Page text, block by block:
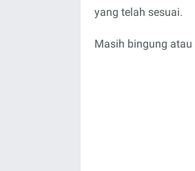
yang telah sesuai.
Masih bingung atau